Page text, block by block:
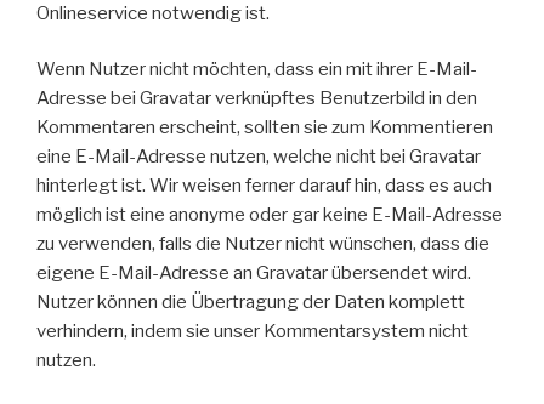
Onlineservice notwendig ist.
Wenn Nutzer nicht möchten, dass ein mit ihrer E-Mail-
Adresse bei Gravatar verknüpftes Benutzerbild in den
Kommentaren erscheint, sollten sie zum Kommentieren
eine E-Mail-Adresse nutzen, welche nicht bei Gravatar
hinterlegt ist. Wir weisen ferner darauf hin, dass es auch
möglich ist eine anonyme oder gar keine E-Mail-Adresse
zu verwenden, falls die Nutzer nicht wünschen, dass die
eigene E-Mail-Adresse an Gravatar übersendet wird.
Nutzer können die Übertragung der Daten komplett
verhindern, indem sie unser Kommentarsystem nicht
nutzen.